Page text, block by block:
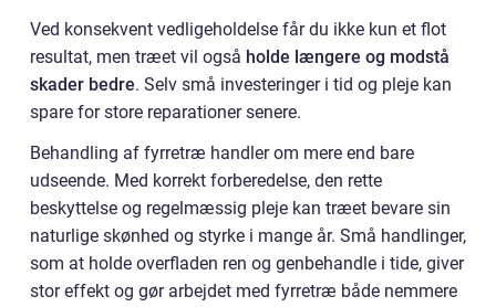
Ved konsekvent vedligeholdelse får du ikke kun et flot
resultat, men træet vil også holde længere og modstå
skader bedre. Selv små investeringer i tid og pleje kan
spare for store reparationer senere.
Behandling af fyrretræ handler om mere end bare
udseende. Med korrekt forberedelse, den rette
beskyttelse og regelmæssig pleje kan træet bevare sin
naturlige skønhed og styrke i mange år. Små handlinger,
som at holde overfladen ren og genbehandle i tide, giver
stor effekt og gør arbejdet med fyrretræ både nemmere